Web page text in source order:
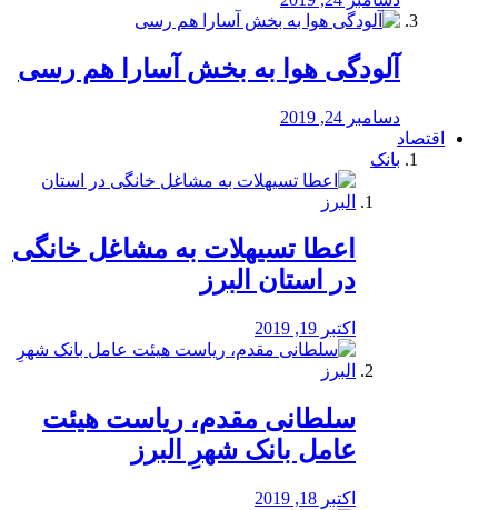
آلودگی هوا به بخش آسارا هم رسی
دسامبر 24, 2019
اقتصاد
بانک
️اعطا تسیهلات به مشاغل خانگی
در استان البرز
اکتبر 19, 2019
سلطانی مقدم، ریاست هیئت
عامل بانک شهرِ البرز
اکتبر 18, 2019